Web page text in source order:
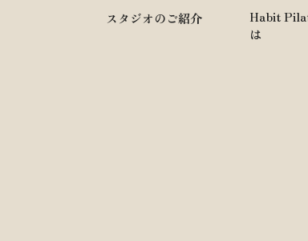
スタジオのご紹介
Habit
は